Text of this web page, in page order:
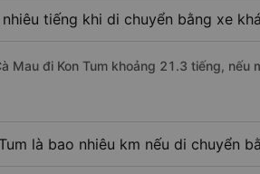
tiếng khi di chuyển bằng xe
Mau đi Kon Tum khoảng 21.3 tiếng, nếu
là bao nhiêu km nếu di chuyển